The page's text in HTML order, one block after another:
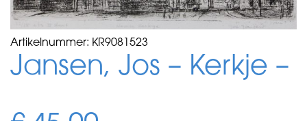
Artikelnummer: KR9081523
Jansen, Jos – Kerkje –